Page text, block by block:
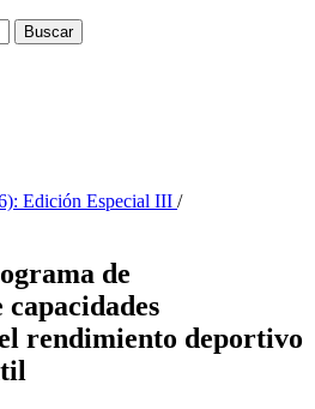
Buscar
Edición Especial III /
de
rendimiento deportivo